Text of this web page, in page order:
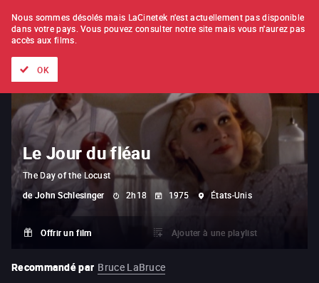
À L'UNITÉ ABONNEMENT
Le Jour du fléau
The Day of the Locust
de John Schlesinger 2h18 1975 États-Unis
Offrir un film Ajouter à une playlist
Recommandé par Bruce LaBruce
Nous sommes désolés mais LaCinetek n'est actuellement pas disponible
dans votre pays. Vous pouvez consulter notre site mais vous n'aurez pas
accès aux films.
OK